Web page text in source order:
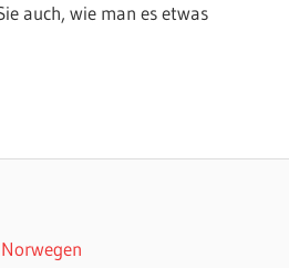
auch, wie man es etwas